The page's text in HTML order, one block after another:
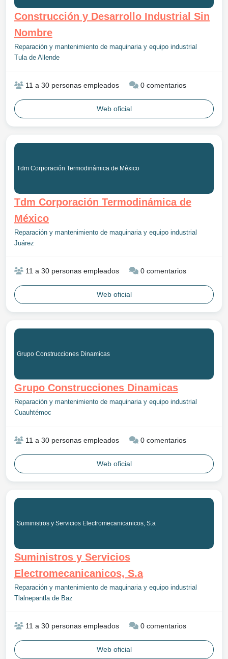
Construcción y Desarrollo Industrial Sin
Nombre
Reparación y mantenimiento de maquinaria y equipo industrial
Tula de Allende
11 a 30 personas empleados 0 comentarios
Web oficial
Tdm Corporación Termodinámica de México
Tdm Corporación Termodinámica de
México
Reparación y mantenimiento de maquinaria y equipo industrial
Juárez
11 a 30 personas empleados 0 comentarios
Web oficial
Grupo Construcciones Dinamicas
Grupo Construcciones Dinamicas
Reparación y mantenimiento de maquinaria y equipo industrial
Cuauhtémoc
11 a 30 personas empleados 0 comentarios
Web oficial
Suministros y Servicios Electromecanicanicos, S.a
Suministros y Servicios
Electromecanicanicos, S.a
Reparación y mantenimiento de maquinaria y equipo industrial
Tlalnepantla de Baz
11 a 30 personas empleados 0 comentarios
Web oficial